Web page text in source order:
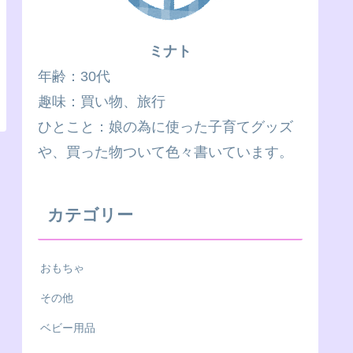
ミナト
年齢：30代
趣味：買い物、旅行
ひとこと：娘の為に使った子育てグッズ
や、買った物ついて色々書いています。
カテゴリー
おもちゃ
その他
ベビー用品